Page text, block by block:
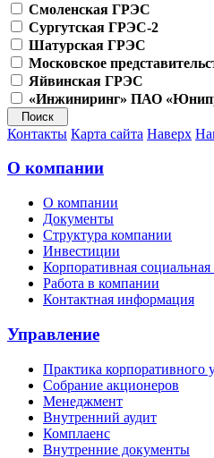
Смоленская ГРЭС
Сургутская ГРЭС-2
Шатурская ГРЭС
Московское
Яйвинская ГРЭС
«Инжиниринг» ПАО
Контакты Карта сайта Наверх
О компании
О компании
Документы
Структура компании
Инвестиции
Корпоративная социальная
Работа в компании
Контактная информация
Управление
Практика корпоративного
Собрание акционеров
Менеджмент
Внутренний аудит
Комплаенс
Внутренние документы